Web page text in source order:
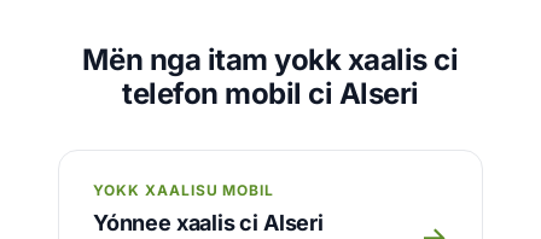
Mën nga itam yokk xaalis ci
telefon mobil ci Alseri
YOKK XAALISU MOBIL
Yónnee xaalis ci Alseri